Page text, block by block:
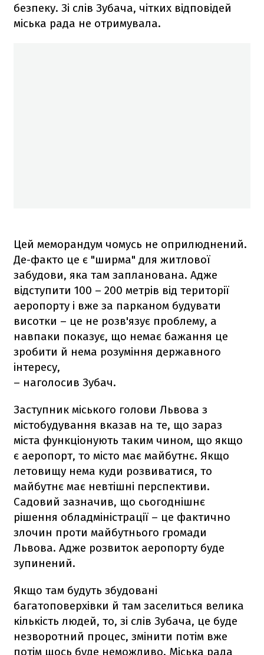
безпеку. Зі слів Зубача, чітких відповідей
міська рада не отримувала.
Цей меморандум чомусь не оприлюднений.
Де-факто це є "ширма" для житлової
забудови, яка там запланована. Адже
відступити 100 – 200 метрів від території
аеропорту і вже за парканом будувати
висотки – це не розв'язує проблему, а
навпаки показує, що немає бажання це
зробити й нема розуміння державного
інтересу,
– наголосив Зубач.
Заступник міського голови Львова з
містобудування вказав на те, що зараз
міста функціонують таким чином, що якщо
є аеропорт, то місто має майбутнє. Якщо
летовищу нема куди розвиватися, то
майбутнє має невтішні перспективи.
Садовий зазначив, що сьогоднішнє
рішення обладміністрації – це фактично
злочин проти майбутнього громади
Львова. Адже розвиток аеропорту буде
зупинений.
Якщо там будуть збудовані
багатоповерхівки й там заселиться велика
кількість людей, то, зі слів Зубача, це буде
незворотний процес, змінити потім вже
потім щось буде неможливо. Міська рада